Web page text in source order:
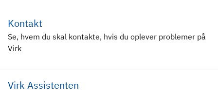
Kontakt
Se, hvem du skal kontakte, hvis du oplever problemer på
Virk
Virk Assistenten